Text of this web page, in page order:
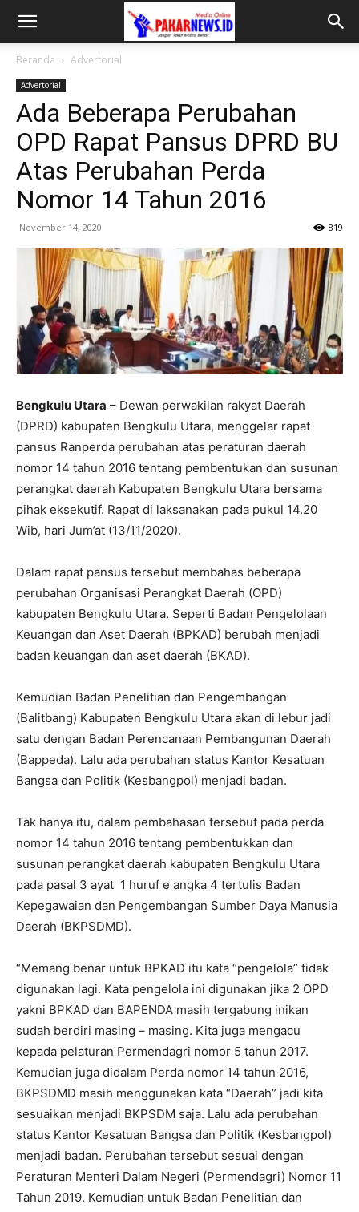
Beranda Advertorial
Advertorial
Ada Beberapa Perubahan
OPD Rapat Pansus DPRD BU
Atas Perubahan Perda
Nomor 14 Tahun 2016
November 14, 2020 819
Bengkulu Utara – Dewan perwakilan rakyat Daerah
(DPRD) kabupaten Bengkulu Utara, menggelar rapat
pansus Ranperda perubahan atas peraturan daerah
nomor 14 tahun 2016 tentang pembentukan dan susunan
perangkat daerah Kabupaten Bengkulu Utara bersama
pihak eksekutif. Rapat di laksanakan pada pukul 14.20
Wib, hari Jum’at (13/11/2020).
Dalam rapat pansus tersebut membahas beberapa
perubahan Organisasi Perangkat Daerah (OPD)
kabupaten Bengkulu Utara. Seperti Badan Pengelolaan
Keuangan dan Aset Daerah (BPKAD) berubah menjadi
badan keuangan dan aset daerah (BKAD).
Kemudian Badan Penelitian dan Pengembangan
(Balitbang) Kabupaten Bengkulu Utara akan di lebur jadi
satu dengan Badan Perencanaan Pembangunan Daerah
(Bappeda). Lalu ada perubahan status Kantor Kesatuan
Bangsa dan Politik (Kesbangpol) menjadi badan.
Tak hanya itu, dalam pembahasan tersebut pada perda
nomor 14 tahun 2016 tentang pembentukkan dan
susunan perangkat daerah kabupaten Bengkulu Utara
pada pasal 3 ayat 1 huruf e angka 4 tertulis Badan
Kepegawaian dan Pengembangan Sumber Daya Manusia
Daerah (BKPSDMD).
“Memang benar untuk BPKAD itu kata “pengelola” tidak
digunakan lagi. Kata pengelola ini digunakan jika 2 OPD
yakni BPKAD dan BAPENDA masih tergabung inikan
sudah berdiri masing – masing. Kita juga mengacu
kepada pelaturan Permendagri nomor 5 tahun 2017.
Kemudian juga didalam Perda nomor 14 tahun 2016,
BKPSDMD masih menggunakan kata “Daerah” jadi kita
sesuaikan menjadi BKPSDM saja. Lalu ada perubahan
status Kantor Kesatuan Bangsa dan Politik (Kesbangpol)
menjadi badan. Perubahan tersebut sesuai dengan
Peraturan Menteri Dalam Negeri (Permendagri) Nomor 11
Tahun 2019. Kemudian untuk Badan Penelitian dan